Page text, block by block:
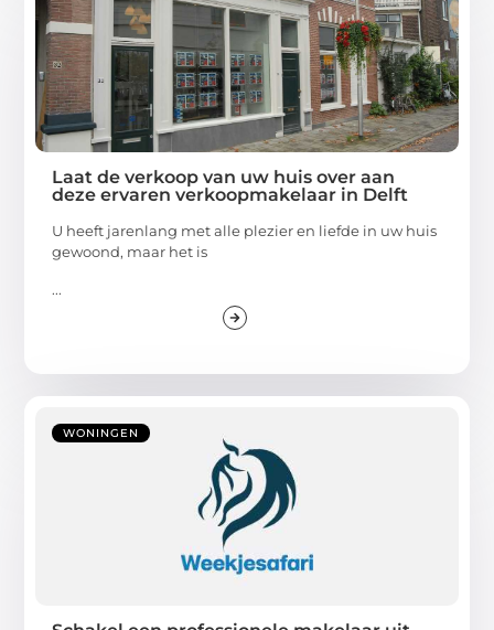
Laat de verkoop van uw huis over aan
deze ervaren verkoopmakelaar in Delft
U heeft jarenlang met alle plezier en liefde in uw huis
gewoond, maar het is
...
WONINGEN